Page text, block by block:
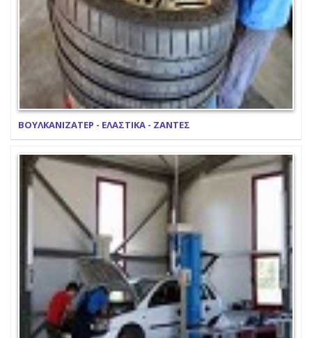
ΒΟΥΛΚΑΝΙΖΑΤΕΡ - ΕΛΑΣΤΙΚΑ - ΖΑΝΤΕΣ